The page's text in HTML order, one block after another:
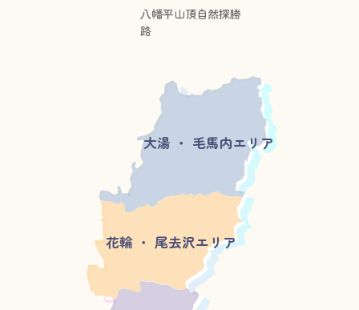
八幡平山頂自然探勝
路
大湯 ・ 毛馬内エリア
花輪 ・ 尾去沢エリア